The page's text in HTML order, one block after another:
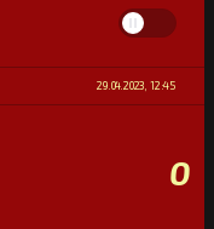
29.04.2023, 12:45
0